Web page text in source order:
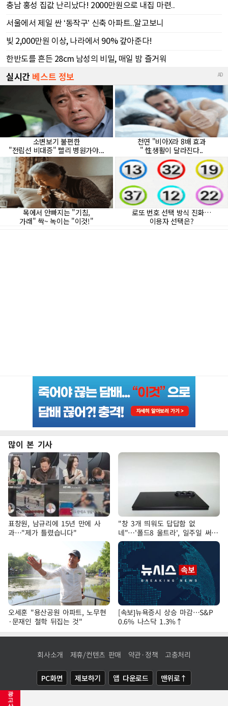
광
고
많이 본 기사
표창원, 남규리에 15년 만에 사
과…"제가 틀렸습니다"
"창 3개 띄워도 답답함 없
네"…'폴드8 울트라', 일주일 써보
니
오세훈 "용산공원 아파트, 노무현
·문재인 철학 뒤집는 것"
[속보]뉴욕증시 상승 마감…S&P
0.6% 나스닥 1.3%↑
회사소개 제휴/컨텐츠 판매 약관·정책 고충처리
PC화면 제보하기 앱 다운로드 맨위로↑